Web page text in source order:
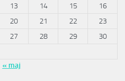
13 14 15
16
20 21 22
23
27 28 29
30
« maj